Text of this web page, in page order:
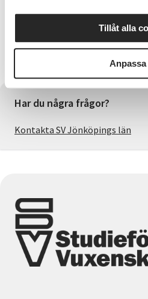
Tillåt alla
Anpassa
Datum: Tisdag 6 oktober
#Demokrati #Bokcirkel
Har du några frågor?
Kontakta SV Jönköpings län